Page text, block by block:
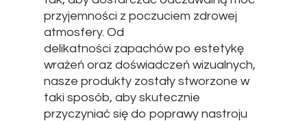
przyjemności z poczuciem zdrowej
atmosfery. Od
delikatności zapachów po estetykę
wrażeń oraz doświadczeń wizualnych,
nasze produkty zostały stworzone w
taki sposób, aby skutecznie
przyczyniać się do poprawy nastroju